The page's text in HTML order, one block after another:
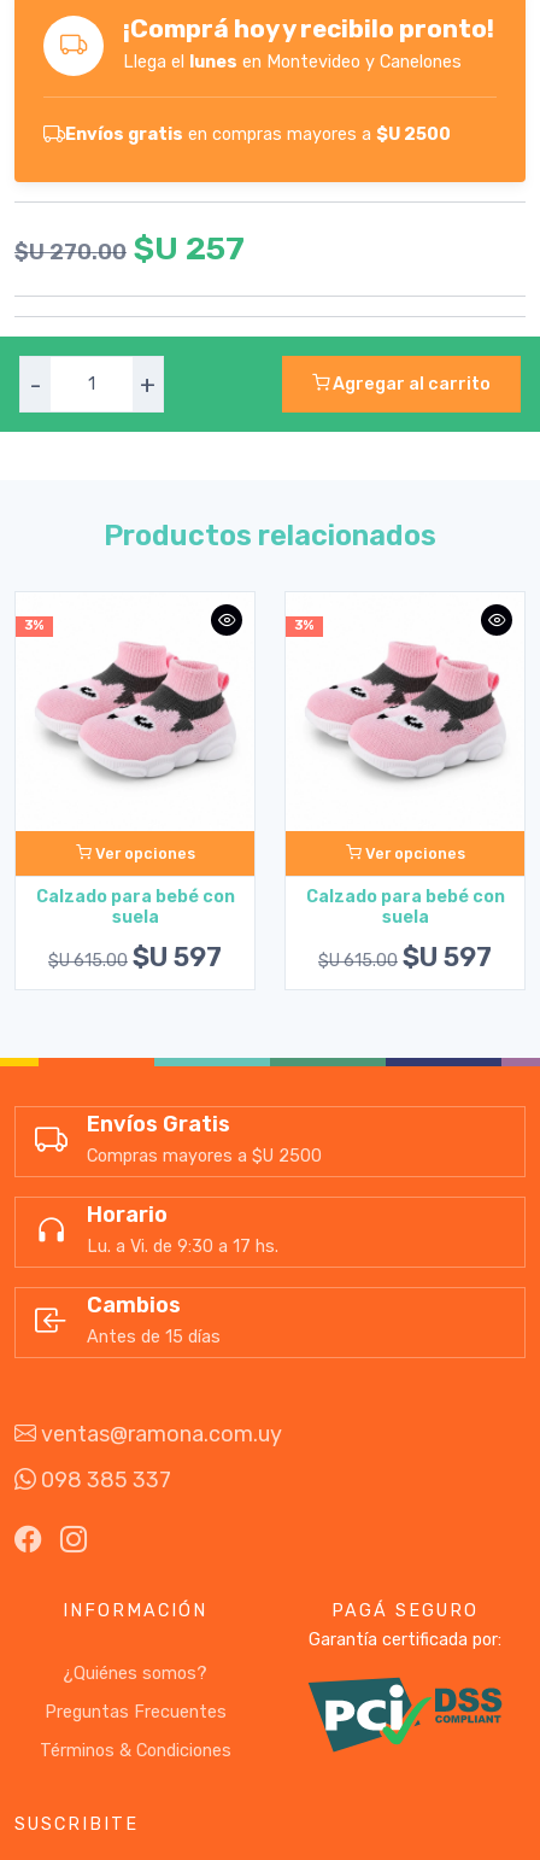
¡Comprá hoy y recibilo pronto!
Llega el lunes en Montevideo y Canelones
Envíos gratis en compras mayores a $U 2500
$U 270.00 $U 257
- + Agregar al carrito
Productos relacionados
3%
Ver opciones
Calzado para bebé con
suela
$U 615.00 $U 597
3%
Ver opciones
Calzado para bebé con
suela
$U 615.00 $U 597
Envíos Gratis
Compras mayores a $U 2500
Horario
Lu. a Vi. de 9:30 a 17 hs.
Cambios
Antes de 15 días
ventas@ramona.com.uy
098 385 337
INFORMACIÓN
¿Quiénes somos?
Preguntas Frecuentes
Términos & Condiciones
PAGÁ SEGURO
Garantía certificada por:
SUSCRIBITE